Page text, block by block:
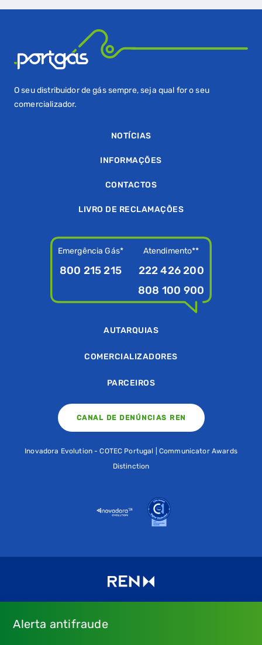
O seu distribuidor de gás sempre, seja qual for o seu
comercializador.
NOTÍCIAS
INFORMAÇÕES
CONTACTOS
LIVRO DE RECLAMAÇÕES
Emergência Gás*
800 215 215
Atendimento**
222 426 200
808 100 900
AUTARQUIAS
COMERCIALIZADORES
PARCEIROS
CANAL DE DENÚNCIAS REN
Inovadora Evolution - COTEC Portugal | Communicator Awards
Distinction
Alerta antifraude